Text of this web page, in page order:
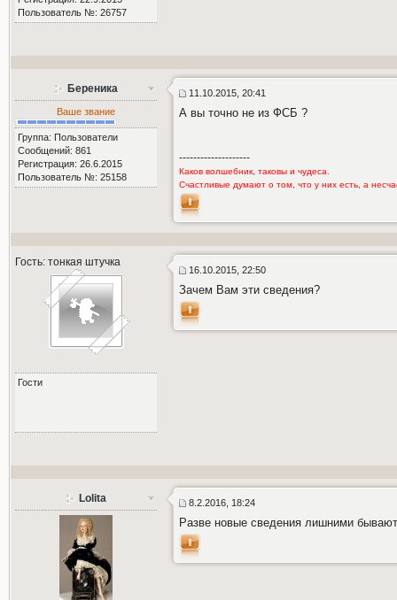
Пользователь №: 26757
Береника
Ваше звание
Группа: Пользователи
Сообщений: 861
Регистрация: 26.6.2015
Пользователь №: 25158
11.10.2015, 20:41
А вы точно не из ФСБ ?
--------------------
Каков волшебник, таковы и чудеса.
Счастливые думают о том, что у них есть, а
Гость: тонкая штучка
Гости
16.10.2015, 22:50
Зачем Вам эти сведения?
Lolita 8.2.2016, 18:24
Разве новые сведения лишними